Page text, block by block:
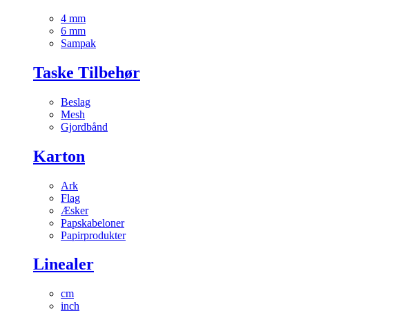
4 mm
6 mm
Sampak
Taske Tilbehør
Beslag
Mesh
Gjordbånd
Karton
Ark
Flag
Æsker
Papskabeloner
Papirprodukter
Linealer
cm
inch